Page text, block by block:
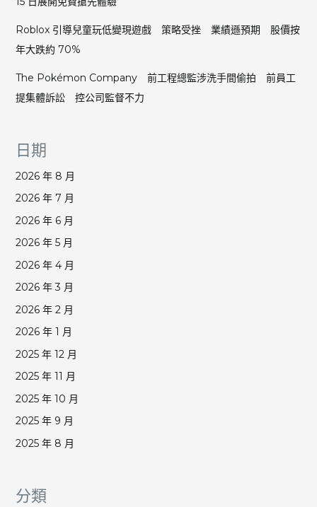
Roblox 引導兒童玩低變現遊戲 策略受挫 業績遜預期 股價按
年大跌約 70%
The Pokémon Company 前工程總監涉洗手間偷拍 前員工
提集體訴訟 控公司監督不力
日期
2026 年 8 月
2026 年 7 月
2026 年 6 月
2026 年 5 月
2026 年 4 月
2026 年 3 月
2026 年 2 月
2026 年 1 月
2025 年 12 月
2025 年 11 月
2025 年 10 月
2025 年 9 月
2025 年 8 月
分類